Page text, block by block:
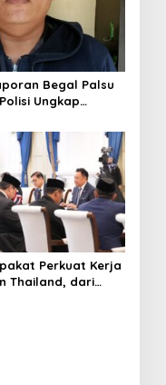
Begal Palsu
Ungkap
Perkuat Kerja
Thailand, dari